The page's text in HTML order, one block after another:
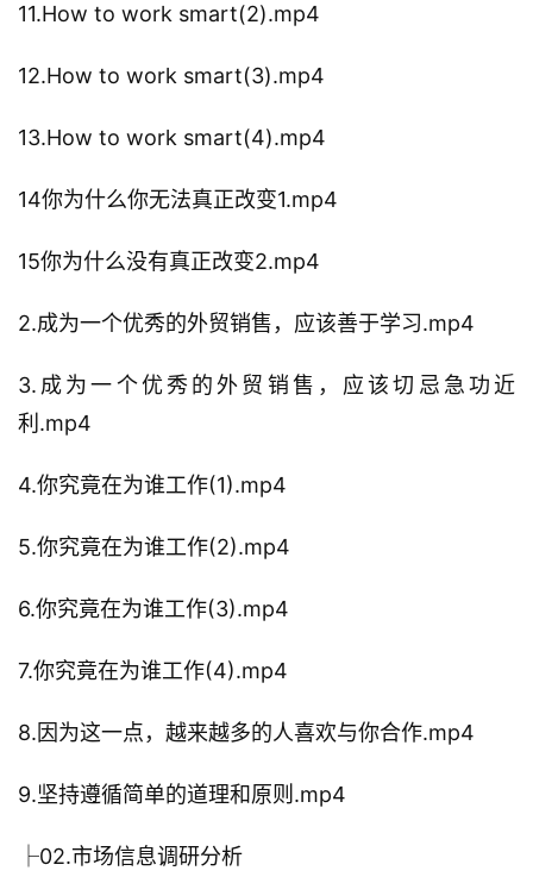
11.How to work smart(2).mp4
12.How to work smart(3).mp4
13.How to work smart(4).mp4
14你为什么你无法真正改变1.mp4
15你为什么没有真正改变2.mp4
2.成为一个优秀的外贸销售，应该善于学习.mp4
3.成为一个优秀的外贸销售，应该切忌急功近
利.mp4
4.你究竟在为谁工作(1).mp4
5.你究竟在为谁工作(2).mp4
6.你究竟在为谁工作(3).mp4
7.你究竟在为谁工作(4).mp4
8.因为这一点，越来越多的人喜欢与你合作.mp4
9.坚持遵循简单的道理和原则.mp4
├02.市场信息调研分析